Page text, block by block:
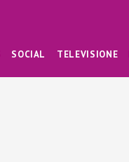
SOCIAL TELEVISIONE